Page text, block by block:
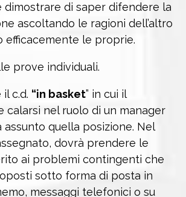
dimostrare di saper difendere la
ascoltando le ragioni dell’altro
efficacemente le proprie.
prove individuali.
c.d. “in basket” in cui il
calarsi nel ruolo di un manager
quella posizione. Nel
dovrà prendere le
ai problemi contingenti che
sotto forma di posta in
messaggi telefonici o su